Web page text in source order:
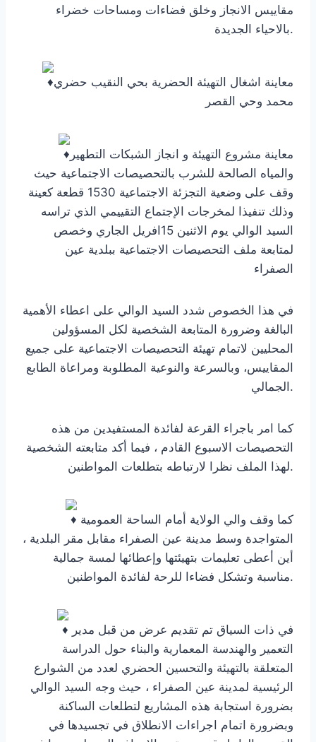
مقاييس الانجاز وخلق فضاءات ومساحات خضراء
بالاحياء الجديدة.
معاينة اشغال التهيئة الحضرية بحي النقيب حضري
محمد وحي القصر
معاينة مشروع التهيئة و انجاز الشبكات التطهير
والمياه الصالحة للشرب بالتحصيصات الاجتماعية حيث
وقف على وضعية التجزئة الاجتماعية 1530 قطعة كعينة
وذلك تنفيذا لمخرجات الإجتماع التقييمي الذي تراسه
السيد الوالي يوم الاثنين 15افريل الجاري وخصص
لمتابعة ملف التحصيصات الاجتماعية ببلدية عين
الصفراء
في هذا الخصوص شدد السيد الوالي على اعطاء الأهمية
البالغة وضرورة المتابعة الشخصية لكل المسؤولين
المحليين لاتمام تهيئة التحصيصات الاجتماعية على جميع
المقاييس، وبالسرعة والنوعية المطلوبة ومراعاة الطابع
الجمالي.
كما امر باجراء القرعة لفائدة المستفيدين من هذه
التحصيصات الاسبوع القادم ، فيما أكد متابعته الشخصية
لهذا الملف نظرا لارتباطه بتطلعات المواطنين.
المتواجدة وسط مدينة عين الصفراء مقابل مقر البلدية ،
أين أعطى تعليمات بتهيئتها وإعطائها لمسة جمالية
مناسبة وتشكل فضاءا للرحة لفائدة المواطنين.
التعمير والهندسة المعمارية والبناء حول الدراسة
المتعلقة بالتهيئة والتحسين الحضري لعدد من الشوارع
الرئيسية لمدينة عين الصفراء ، حيث وجه السيد الوالي
بضرورة استجابة هذه المشاريع لتطلعات الساكنة
وبضرورة اتمام اجراءات الانطلاق في تجسيدها في